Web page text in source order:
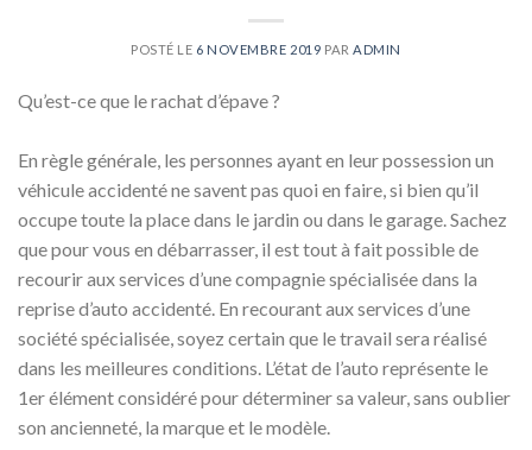
POSTÉ LE 6 NOVEMBRE 2019 PAR ADMIN
Qu’est-ce que le rachat d’épave ?
En règle générale, les personnes ayant en leur possession un
véhicule accidenté ne savent pas quoi en faire, si bien qu’il
occupe toute la place dans le jardin ou dans le garage. Sachez
que pour vous en débarrasser, il est tout à fait possible de
recourir aux services d’une compagnie spécialisée dans la
reprise d’auto accidenté. En recourant aux services d’une
société spécialisée, soyez certain que le travail sera réalisé
dans les meilleures conditions. L’état de l’auto représente le
1er élément considéré pour déterminer sa valeur, sans oublier
son ancienneté, la marque et le modèle.